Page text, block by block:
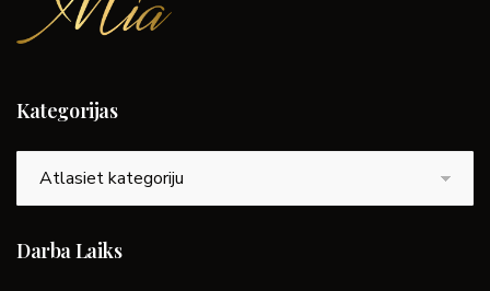
Kategorijas
Darba Laiks